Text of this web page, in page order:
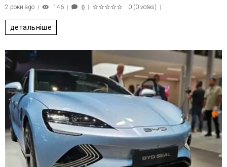
2 роки ago
146 0 0 (0 votes)
детальніше